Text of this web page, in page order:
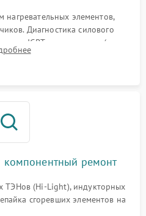
нагревательных элементов,
Диагностика силового
и IGBT-транзисторов (для
и газ-контроля (для газовых
компонентный ремонт
ТЭНов (Hi-Light), индукторных
сгоревших элементов на